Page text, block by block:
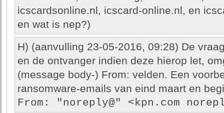
icscardsonline.nl, icscard-online.nl, en
en wat is nep?)
H) (aanvulling 23-05-2016, 09:28) De
en de ontvanger indien deze hierop let,
(message body-) From: velden. Een
ransomware-emails van eind maart en
From: "noreply@" <kpn.com